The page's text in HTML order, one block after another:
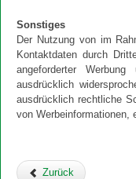
Sonstiges
Der Nutzung von im
Kontaktdaten durch
angeforderter
ausdrücklich
ausdrücklich rechtliche
von Werbeinformationen,
Zurück